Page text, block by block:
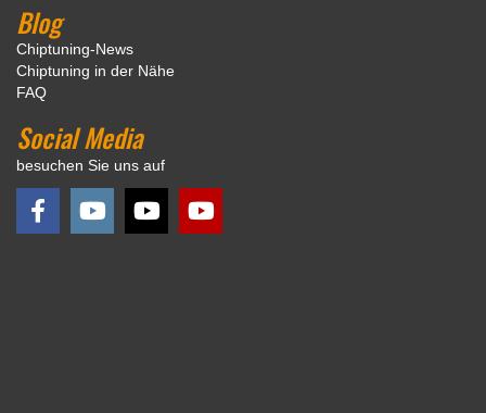
Blog
Chiptuning-News
Chiptuning in der Nähe
FAQ
Social Media
besuchen Sie uns auf